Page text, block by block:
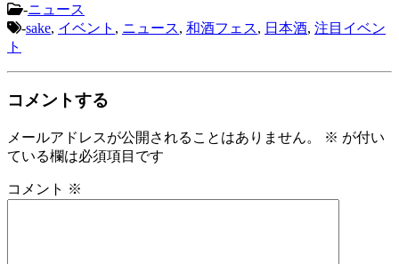
-ニュース
-sake, イベント , ニュース, 和酒フェス, 日本酒, 注目イベン
ト
コメントする
メールアドレスが公開されることはありません。 ※ が付い
ている欄は必須項目です
コメント ※